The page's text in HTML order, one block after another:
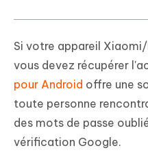
Si votre appareil
vous devez récupérer
pour Android offre une
toute personne
des mots de passe
vérification Google.